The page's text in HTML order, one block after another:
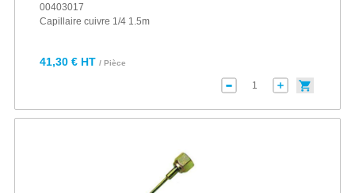
00403017
Capillaire cuivre 1/4 1.5m
41,30 € HT / Pièce